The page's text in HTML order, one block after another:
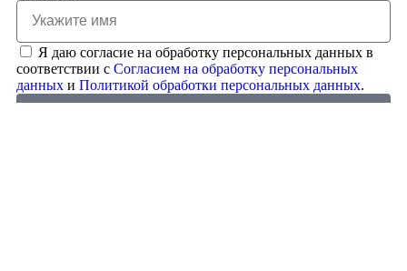
Я даю согласие на обработку персональных данных в
соответствии с Согласием на обработку персональных
данных и Политикой обработки персональных данных.